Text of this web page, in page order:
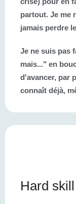
partout. Je me
jamais perdre
Je ne suis pas
mais..." en
d'avancer, par
connaît déjà,
Hard